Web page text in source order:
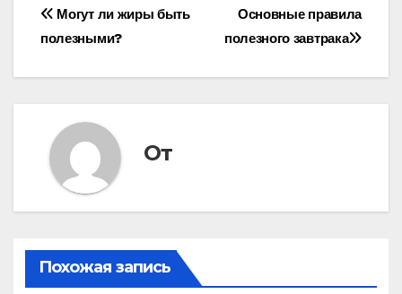
Навигация
Основные правила
полезного завтрака
Могут ли жиры быть
полезными?
От
Похожая запись